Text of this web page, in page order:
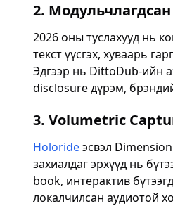
2.
2026 оны туслахууд нь
текст үүсгэх, хуваарь
Эдгээр нь DittoDub-ийн
disclosure дүрэм,
3. Volumetric
Holorideэсвэл
захиалдаг эрхүүд нь
book, интерактив
локалчилсан аудиотой